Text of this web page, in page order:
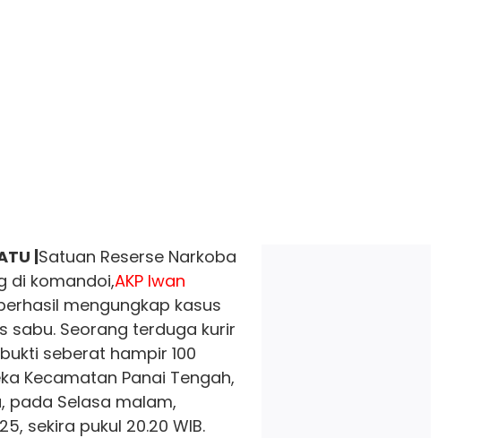
|Satuan Reserse Narkoba
di komandoi,AKP Iwan
mengungkap kasus
sabu. Seorang terduga kurir
seberat hampir 100
Kecamatan Panai Tengah,
pada Selasa malam,
sekira pukul 20.20 WIB.